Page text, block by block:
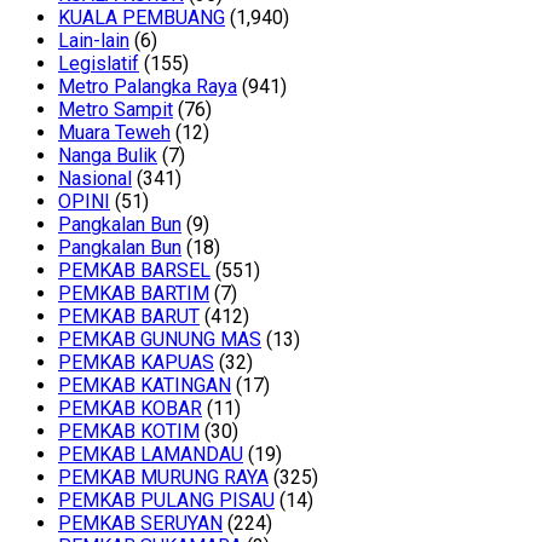
KUALA PEMBUANG (1,940)
Lain-lain (6)
Legislatif (155)
Metro Palangka Raya (941)
Metro Sampit (76)
Muara Teweh (12)
Nanga Bulik (7)
Nasional (341)
OPINI (51)
Pangkalan Bun (9)
Pangkalan Bun (18)
PEMKAB BARSEL (551)
PEMKAB BARTIM (7)
PEMKAB BARUT (412)
PEMKAB GUNUNG MAS (13)
PEMKAB KAPUAS (32)
PEMKAB KATINGAN (17)
PEMKAB KOBAR (11)
PEMKAB KOTIM (30)
PEMKAB LAMANDAU (19)
PEMKAB MURUNG RAYA (325)
PEMKAB PULANG PISAU (14)
PEMKAB SERUYAN (224)